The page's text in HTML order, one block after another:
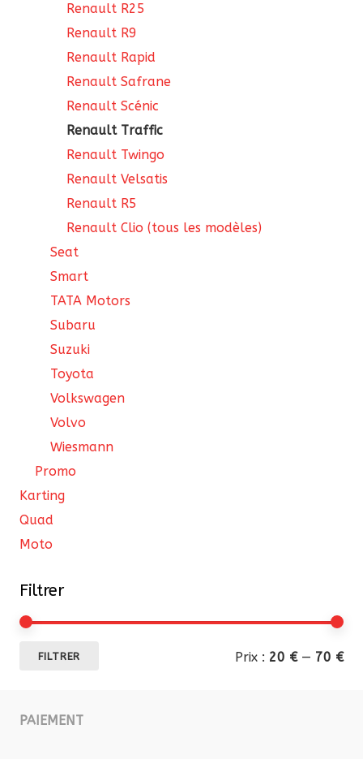
Renault R25
Renault R9
Renault Rapid
Renault Safrane
Renault Scénic
Renault Traffic
Renault Twingo
Renault Velsatis
Renault R5
Renault Clio (tous les modèles)
Seat
Smart
TATA Motors
Subaru
Suzuki
Toyota
Volkswagen
Volvo
Wiesmann
Promo
Karting
Quad
Moto
Filtrer
FILTRER Prix : 20 €— 70 €
PAIEMENT